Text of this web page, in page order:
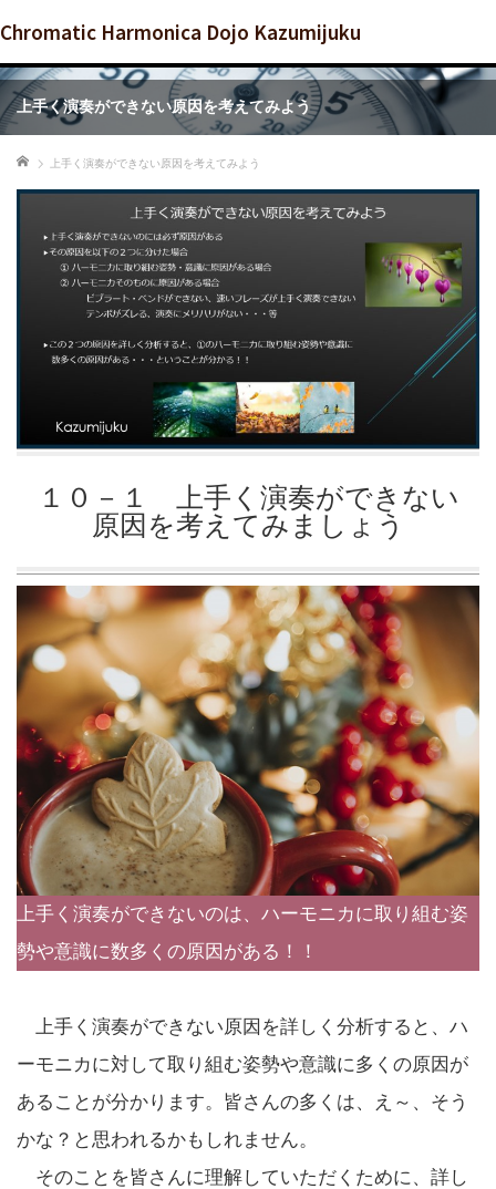
Chromatic Harmonica Dojo Kazumijuku
上手く演奏ができない原因を考えてみよう
ホーム 上手く演奏ができない原因を考えてみよう
１０－１ 上手く演奏ができない
原因を考えてみましょう
上手く演奏ができないのは、ハーモニカに取り組む姿
勢や意識に数多くの原因がある！！
上手く演奏ができない原因を詳しく分析すると、ハ
ーモニカに対して取り組む姿勢や意識に多くの原因が
あることが分かります。皆さんの多くは、え～、そう
かな？と思われるかもしれません。
そのことを皆さんに理解していただくために、詳し